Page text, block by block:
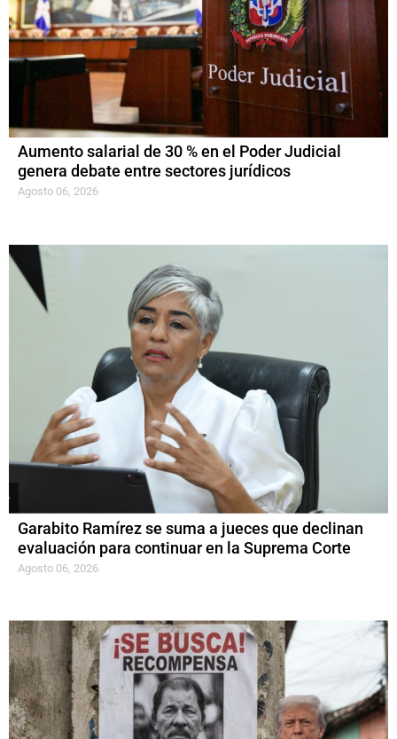
Aumento salarial de 30 % en el Poder Judicial
genera debate entre sectores jurídicos
Agosto 06, 2026
Garabito Ramírez se suma a jueces que declinan
evaluación para continuar en la Suprema Corte
Agosto 06, 2026